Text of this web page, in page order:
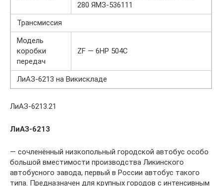
280 ЯМЗ-536111
Трансмиссия
Модель
коробки
передач
ZF — 6HP 504C
ЛиАЗ-6213 на Викискладе
ЛиАЗ-6213.21
ЛиАЗ-6213
— сочленённый низкопольный городской автобус особо
большой вместимости производства Ликинского
автобусного завода, первый в России автобус такого
типа. Предназначен для крупных городов с интенсивным